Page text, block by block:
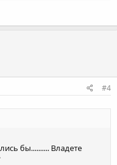
#4
бы.......... Владете